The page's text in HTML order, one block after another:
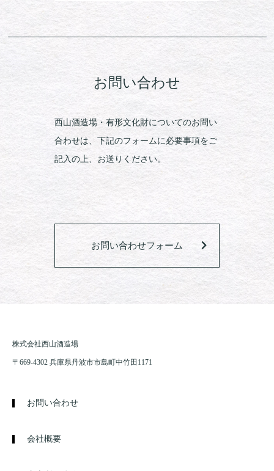
お問い合わせ
西山酒造場・有形文化財についてのお問い
合わせは、下記のフォームに必要事項をご
記入の上、お送りください。
お問い合わせフォーム
株式会社西山酒造場
〒669-4302 兵庫県丹波市市島町中竹田1171
お問い合わせ
会社概要